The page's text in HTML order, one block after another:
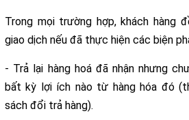
Trong mọi trường hợp, khách hàng
giao dịch nếu đã thực hiện các biện
- Trả lại hàng hoá đã nhận nhưng
bất kỳ lợi ích nào từ hàng hóa đó
sách đổi trả hàng).